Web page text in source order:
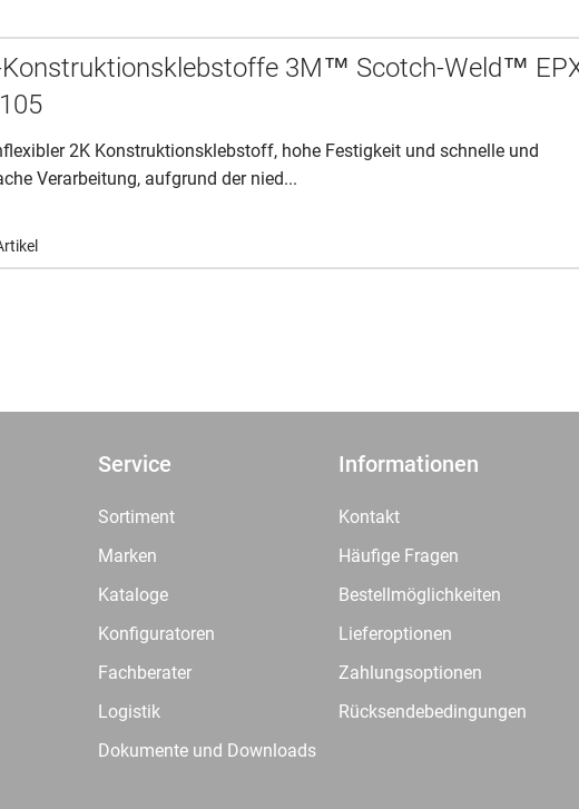
Konstruktionsklebstoffe 3M™ Scotch-Weld™
2K Konstruktionsklebstoff, hohe Festigkeit und schnelle und
Verarbeitung, aufgrund der nied...
Service
Sortiment
Marken
Kataloge
Konfiguratoren
Fachberater
Logistik
Dokumente und Downloads
Informationen
Kontakt
Häufige Fragen
Bestellmöglichkeiten
Lieferoptionen
Zahlungsoptionen
Rücksendebedingungen